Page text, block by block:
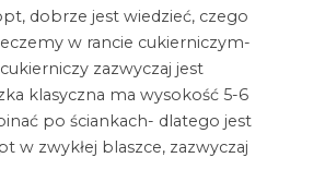
dobrze jest wiedzieć, czego
w rancie cukierniczym-
zazwyczaj jest
klasyczna ma wysokość 5-6
po ściankach- dlatego jest
w zwykłej blaszce, zazwyczaj